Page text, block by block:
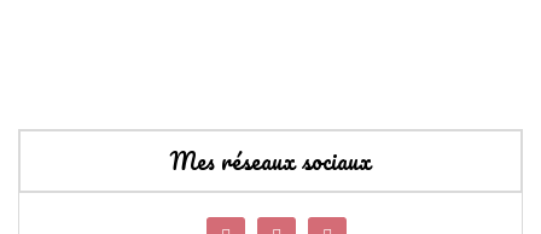
Mes réseaux sociaux